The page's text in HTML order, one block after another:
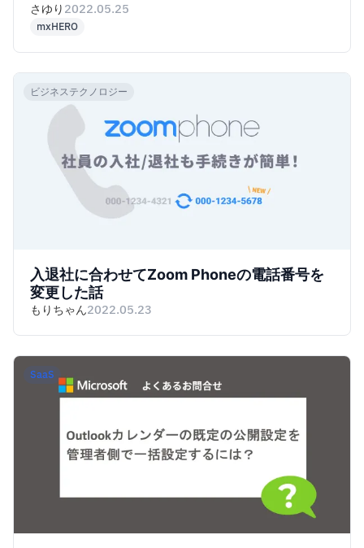
さゆり2022.05.25
mxHERO
ビジネステクノロジー
入退社に合わせてZoom Phoneの電話番号を
変更した話
もりちゃん2022.05.23
SaaS